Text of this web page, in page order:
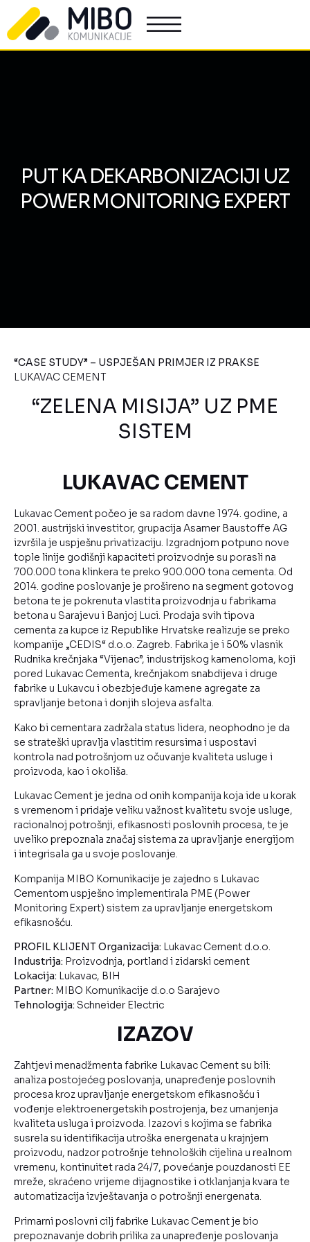
PUT KA DEKARBONIZACIJI UZ
POWER MONITORING EXPERT
“CASE STUDY” – USPJEŠAN PRIMJER IZ PRAKSE
LUKAVAC CEMENT
“ZELENA MISIJA” UZ PME
SISTEM
LUKAVAC CEMENT
Lukavac Cement počeo je sa radom davne 1974. godine, a
2001. austrijski investitor, grupacija Asamer Baustoffe AG
izvršila je uspješnu privatizaciju. Izgradnjom potpuno nove
tople linije godišnji kapaciteti proizvodnje su porasli na
700.000 tona klinkera te preko 900.000 tona cementa. Od
2014. godine poslovanje je prošireno na segment gotovog
betona te je pokrenuta vlastita proizvodnja u fabrikama
betona u Sarajevu i Banjoj Luci. Prodaja svih tipova
cementa za kupce iz Republike Hrvatske realizuje se preko
kompanije „CEDIS“ d.o.o. Zagreb. Fabrika je i 50% vlasnik
Rudnika krečnjaka “Vijenac”, industrijskog kamenoloma, koji
pored Lukavac Cementa, krečnjakom snabdijeva i druge
fabrike u Lukavcu i obezbjeđuje kamene agregate za
spravljanje betona i donjih slojeva asfalta.
Kako bi cementara zadržala status lidera, neophodno je da
se strateški upravlja vlastitim resursima i uspostavi
kontrola nad potrošnjom uz očuvanje kvaliteta usluge i
proizvoda, kao i okoliša.
Lukavac Cement je jedna od onih kompanija koja ide u korak
s vremenom i pridaje veliku važnost kvalitetu svoje usluge,
racionalnoj potrošnji, efikasnosti poslovnih procesa, te je
uveliko prepoznala značaj sistema za upravljanje energijom
i integrisala ga u svoje poslovanje.
Kompanija MIBO Komunikacije je zajedno s Lukavac
Cementom uspješno implementirala PME (Power
Monitoring Expert) sistem za upravljanje energetskom
efikasnošću.
PROFIL KLIJENTOrganizacija: Lukavac Cement d.o.o.
Industrija: Proizvodnja, portland i zidarski cement
Lokacija: Lukavac, BIH
Partner: MIBO Komunikacije d.o.o Sarajevo
Tehnologija: Schneider Electric
IZAZOV
Zahtjevi menadžmenta fabrike Lukavac Cement su bili:
analiza postojećeg poslovanja, unapređenje poslovnih
procesa kroz upravljanje energetskom efikasnošću i
vođenje elektroenergetskih postrojenja, bez umanjenja
kvaliteta usluga i proizvoda. Izazovi s kojima se fabrika
susrela su identifikacija utroška energenata u krajnjem
proizvodu, nadzor potrošnje tehnoloških cijelina u realnom
vremenu, kontinuitet rada 24/7, povećanje pouzdanosti EE
mreže, skraćeno vrijeme dijagnostike i otklanjanja kvara te
automatizacija izvještavanja o potrošnji energenata.
Primarni poslovni cilj fabrike Lukavac Cement je bio
prepoznavanje dobrih prilika za unapređenje poslovanja